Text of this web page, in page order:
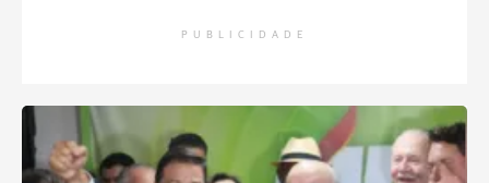
PUBLICIDADE